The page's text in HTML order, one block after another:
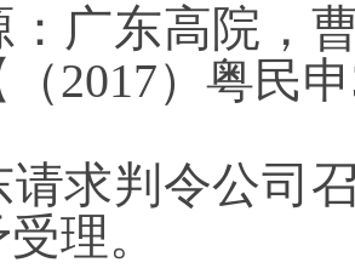
：广东高院，
2017）粤民
请求判令公司
理。